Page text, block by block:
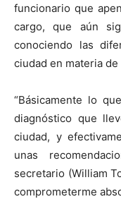
funcionario que
cargo, que aún
conociendo las
ciudad en materia
“Básicamente lo
diagnóstico que
ciudad, y
unas
secretario (William
comprometerme